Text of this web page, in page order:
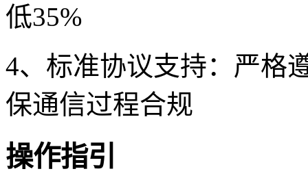
低35%
4、标准协议支持：严格
保通信过程合规
操作指引